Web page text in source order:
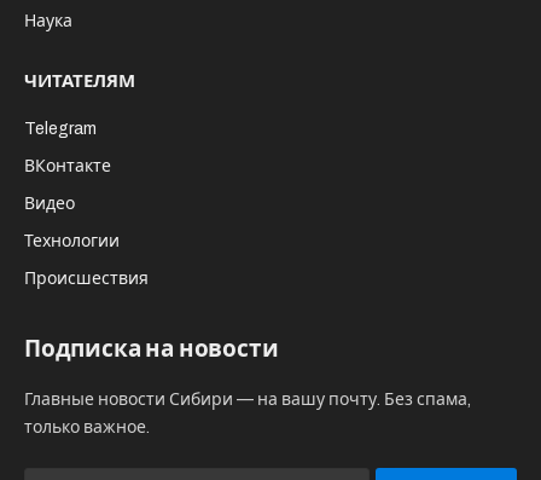
Наука
ЧИТАТЕЛЯМ
Telegram
ВКонтакте
Видео
Технологии
Происшествия
Подписка на новости
Главные новости Сибири — на вашу почту. Без спама,
только важное.